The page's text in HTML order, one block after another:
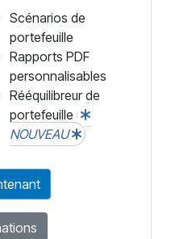
Scénarios de
portefeuille
Rapports PDF
personnalisables
Rééquilibreur de
portefeuille
NOUVEAU